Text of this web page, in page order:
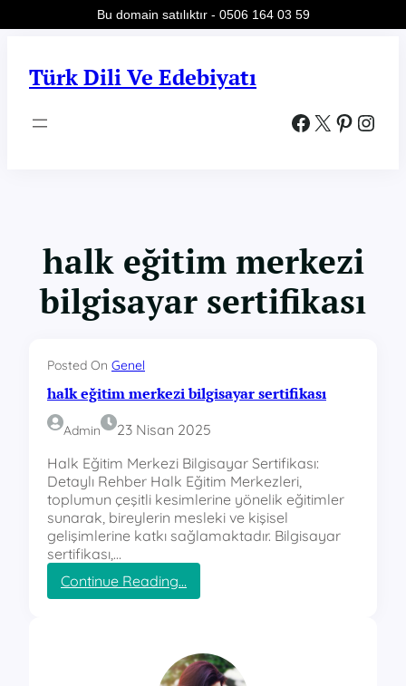
Türk Dili Ve Edebiyatı
Facebook X Pinterest Instagram
halk eğitim merkezi
bilgisayar sertifikası
Posted On Genel
halk eğitim merkezi bilgisayar sertifikası
Admin
23 Nisan 2025
Halk Eğitim Merkezi Bilgisayar Sertifikası:
Detaylı Rehber Halk Eğitim Merkezleri,
toplumun çeşitli kesimlerine yönelik eğitimler
sunarak, bireylerin mesleki ve kişisel
gelişimlerine katkı sağlamaktadır. Bilgisayar
sertifikası,…
Continue Reading…
h
k
e
Bu domain satılıktır - 0506 164 03 59